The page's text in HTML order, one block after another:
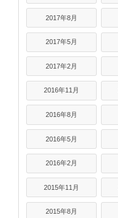
2017年8月
2017年5月
2017年2月
2016年11月
2016年8月
2016年5月
2016年2月
2015年11月
2015年8月